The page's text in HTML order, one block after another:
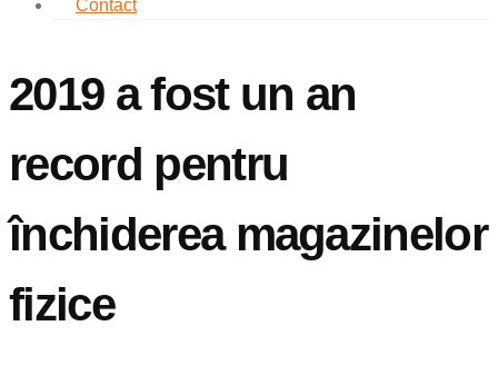
Contact
2019 a fost un an
record pentru
închiderea magazinelor
fizice